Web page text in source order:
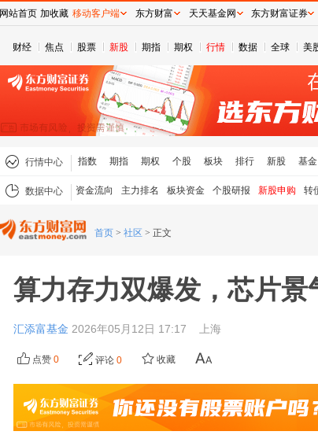
财经 焦点 股票 新股 期指 期权 行情 数据 全球 美
行情中心 指数 期指 期权 个股 板块 排行 新股 基金
数据中心 资金流向 主力排名 板块资金 个股研报 新股申购 转
首页 > 社区 > 正文
算力存力双爆发，芯片景
汇添富基金 2026年05月12日 17:17 上海
点赞 0 评论 0 收藏
网站首页 加收藏 移动客户端 东方财富 天天基金网 东方财富证券